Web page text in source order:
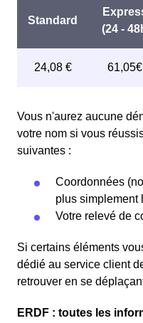
Vous n'aurez aucune
votre nom si vous
suivantes :
Coordonnées
plus simplement
Votre relevé de
Si certains éléments
dédié au service client
retrouver en se
ERDF : toutes les